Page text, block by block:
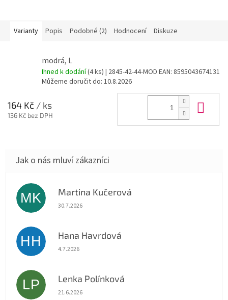
Varianty Popis Podobné (2) Hodnocení Diskuze
modrá, L
Ihned k dodání(4 ks) | 2845-42-44-MOD EAN: 8595043674131
Můžeme doručit do: 10.8.2026
164 Kč / ks
136 Kč bez DPH
MK Martina Kučerová
Hodnocení obchodu je 5 z 5 hvězdiček.
30.7.2026
HH Hana Havrdová
Hodnocení obchodu je 5 z 5 hvězdiček.
4.7.2026
LP Lenka Polínková
Hodnocení obchodu je 5 z 5 hvězdiček.
21.6.2026